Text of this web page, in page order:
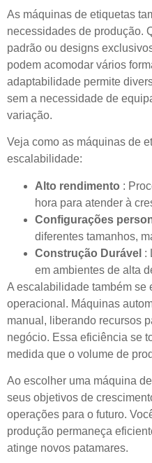
As máquinas de etiquetas
necessidades de produção.
padrão ou designs
podem acomodar vários
adaptabilidade permite
sem a necessidade de
variação.
Veja como as máquinas de
escalabilidade:
Alto rendimento :
hora para atender à
Configurações
diferentes tamanhos,
Construção Durável :
em ambientes de alta
A escalabilidade também se
operacional. Máquinas
manual, liberando recursos
negócio. Essa eficiência se
medida que o volume de
Ao escolher uma máquina
seus objetivos de
operações para o futuro.
produção permaneça
atinge novos patamares.